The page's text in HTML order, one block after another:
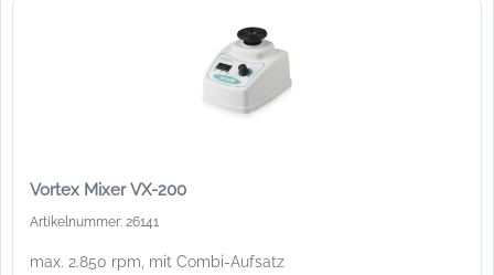
Vortex Mixer VX-200
Artikelnummer: 26141
max. 2.850 rpm, mit Combi-Aufsatz